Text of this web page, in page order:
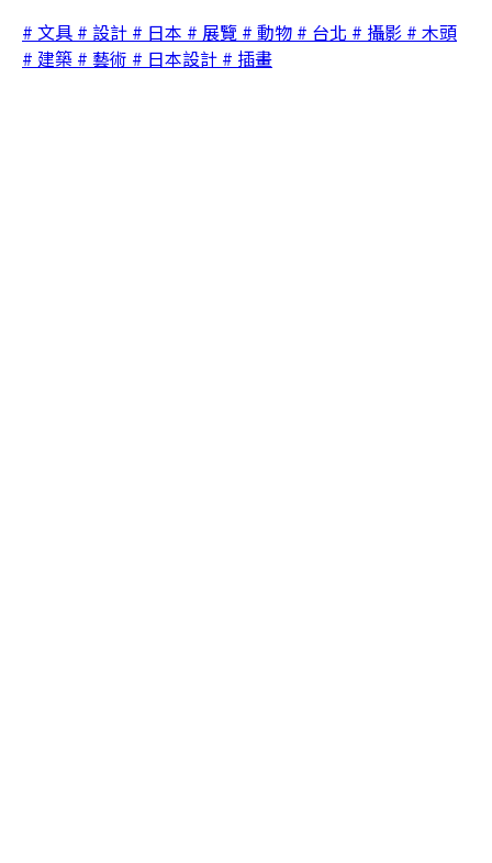
# 文具 # 設計 # 日本 # 展覽 # 動物 # 台北 # 攝影 # 木頭
# 建築 # 藝術 # 日本設計 # 插畫